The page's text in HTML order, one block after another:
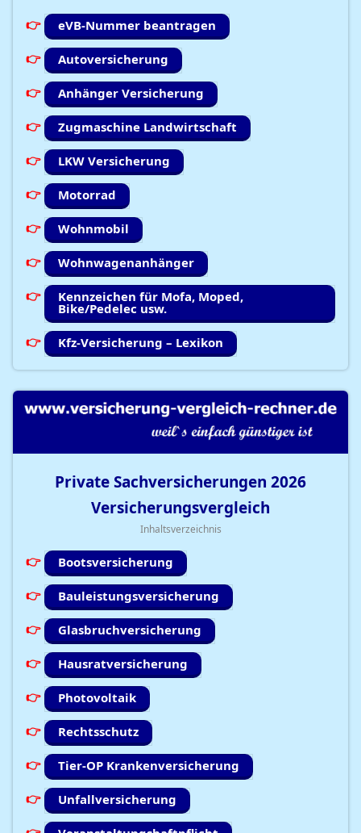
eVB-Nummer beantragen
Autoversicherung
Anhänger Versicherung
Zugmaschine Landwirtschaft
LKW Versicherung
Motorrad
Wohnmobil
Wohnwagenanhänger
Kennzeichen für Mofa, Moped,
Bike/Pedelec usw.
Kfz-Versicherung – Lexikon
Private Sachversicherungen 2026
Versicherungsvergleich
Inhaltsverzeichnis
Bootsversicherung
Bauleistungsversicherung
Glasbruchversicherung
Hausratversicherung
Photovoltaik
Rechtsschutz
Tier-OP Krankenversicherung
Unfallversicherung